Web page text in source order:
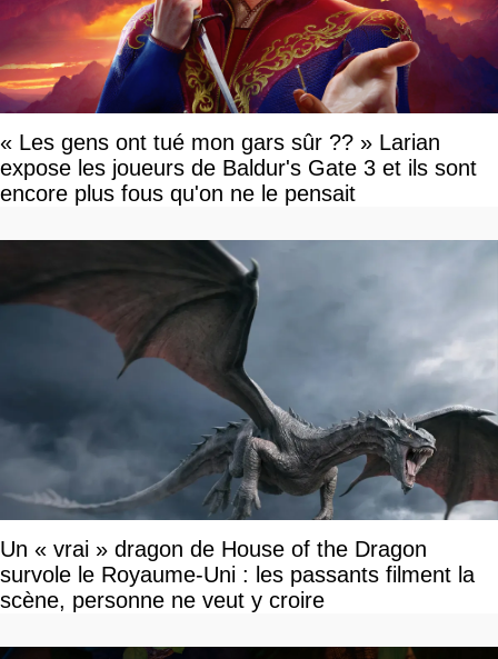
« Les gens ont tué mon gars sûr ?? » Larian
expose les joueurs de Baldur's Gate 3 et ils sont
encore plus fous qu'on ne le pensait
Un « vrai » dragon de House of the Dragon
survole le Royaume-Uni : les passants filment la
scène, personne ne veut y croire